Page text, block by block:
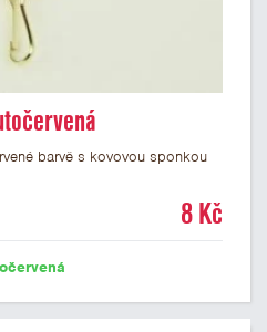
barvě s kovovou sponkou
8 Kč